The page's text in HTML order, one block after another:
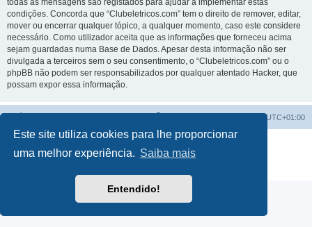
Este site utiliza cookies para lhe proporcionar
uma melhor experiência. Saiba mais
Entendido!
todas as mensagens são registados para ajudar a implementar estas
condições. Concorda que “Clubeletricos.com” tem o direito de remover, editar,
mover ou encerrar qualquer tópico, a qualquer momento, caso este considere
necessário. Como utilizador aceita que as informações que forneceu acima
sejam guardadas numa Base de Dados. Apesar desta informação não ser
divulgada a terceiros sem o seu consentimento, o “Clubeletricos.com” ou o
phpBB não podem ser responsabilizados por qualquer atentado Hacker, que
possam expor essa informação.
UTC+01:00
phpBB
® Forum Software © phpBB Limited
Traduzido por:
phpBB Portugal